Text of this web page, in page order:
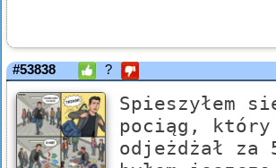
#53838 ?
Spieszyłem
pociąg, który
odjeżdżał za